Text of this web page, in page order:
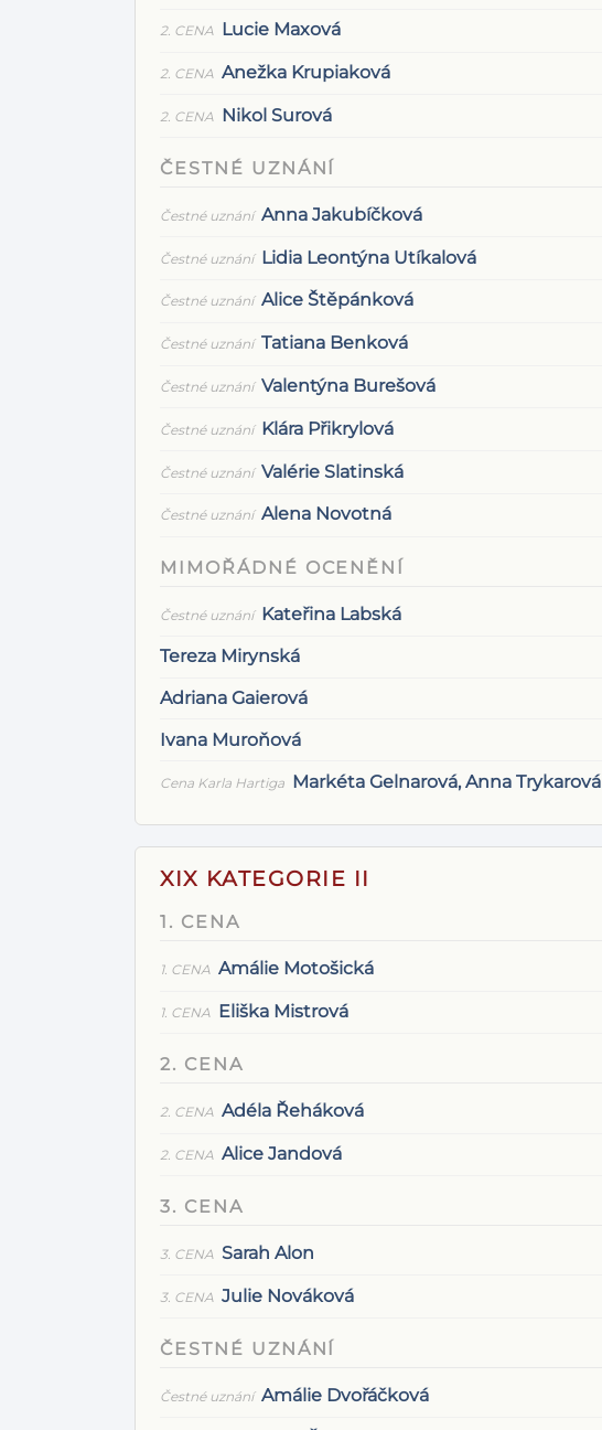
2. CENA Lucie Maxová
2. CENA Anežka Krupiaková
2. CENA Nikol Surová
ČESTNÉ UZNÁNÍ
Čestné uznání Anna Jakubíčková
Čestné uznání Lidia Leontýna Utíkalová
Čestné uznání Alice Štěpánková
Čestné uznání Tatiana Benková
Čestné uznání Valentýna Burešová
Čestné uznání Klára Přikrylová
Čestné uznání Valérie Slatinská
Čestné uznání Alena Novotná
MIMOŘÁDNÉ OCENĚNÍ
Čestné uznání Kateřina Labská
Tereza Mirynská
Adriana Gaierová
Ivana Muroňová
Cena Karla Hartiga Markéta Gelnarová, Anna Trykarová
XIX KATEGORIE II
1. CENA
1. CENA Amálie Motošická
1. CENA Eliška Mistrová
2. CENA
2. CENA Adéla Řeháková
2. CENA Alice Jandová
3. CENA
3. CENA Sarah Alon
3. CENA Julie Nováková
ČESTNÉ UZNÁNÍ
Čestné uznání Amálie Dvořáčková